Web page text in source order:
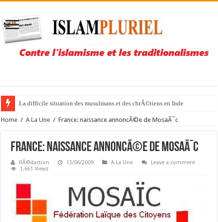
La difficile situation des musulmans et des chrÃ©tiens en Inde
Home / A La Une / France: naissance annoncÃ©e de MosaÃ¯c
France: naissance annoncÃ©e de MosaÃ¯c
RÃ©daction 13/06/2009 A La Une
Leave a comment
1,661 Views